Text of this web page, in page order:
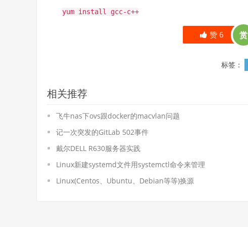
yum install gcc-c++
赞 6 赏
标签：
相关推荐
飞牛nas下ovs跟docker的macvlan问题
记一次突发的GitLab 502事件
戴尔DELL R630服务器实践
Linux新建systemd文件用systemctl命令来管理
Linux(Centos、Ubuntu、Debian等等)换源